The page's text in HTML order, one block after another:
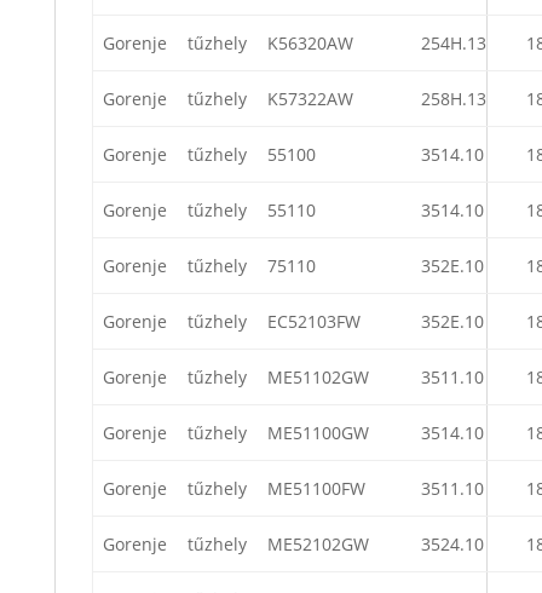
Gorenje tűzhely K56320AW 254H.13
Gorenje tűzhely K57322AW 258H.13
Gorenje tűzhely 55100 3514.10
Gorenje tűzhely 55110 3514.10
Gorenje tűzhely 75110 352E.10
Gorenje tűzhely EC52103FW 352E.10
Gorenje tűzhely ME51102GW 3511.10
Gorenje tűzhely ME51100GW 3514.10
Gorenje tűzhely ME51100FW 3511.10
Gorenje tűzhely ME52102GW 3524.10